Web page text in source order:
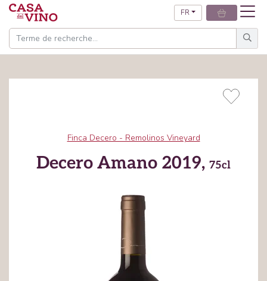
FR
Finca Decero - Remolinos Vineyard
Decero Amano 2019, 75cl